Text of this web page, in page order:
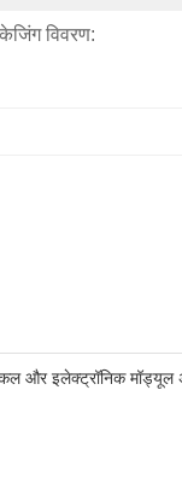
विवरण:
और इलेक्ट्रॉनिक